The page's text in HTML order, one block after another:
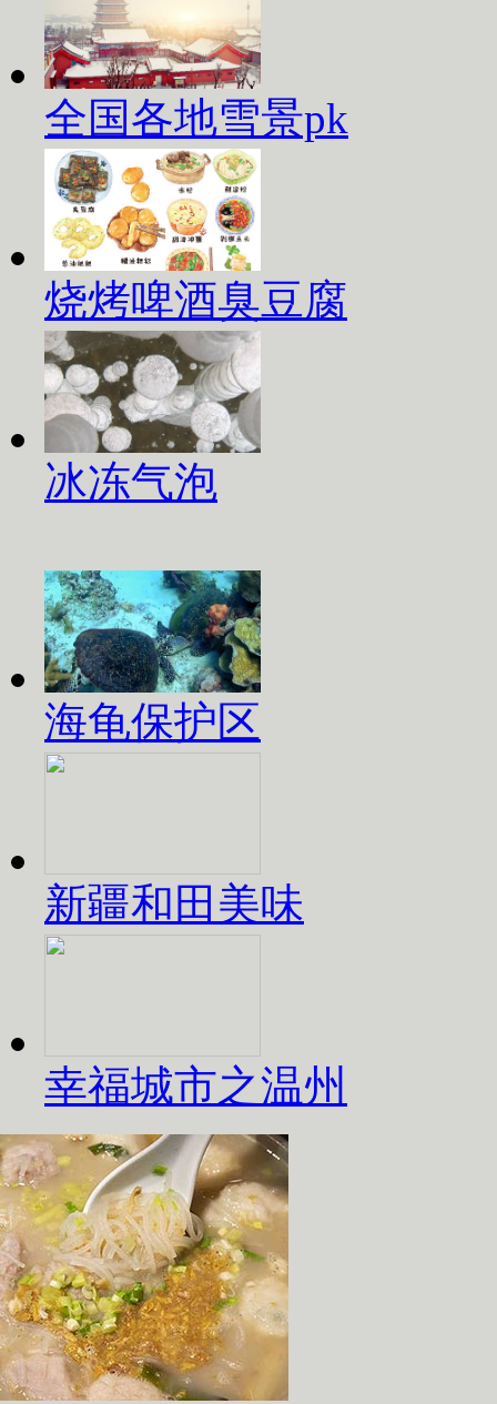
全国各地雪景pk
烧烤啤酒臭豆腐
冰冻气泡
海龟保护区
新疆和田美味
幸福城市之温州